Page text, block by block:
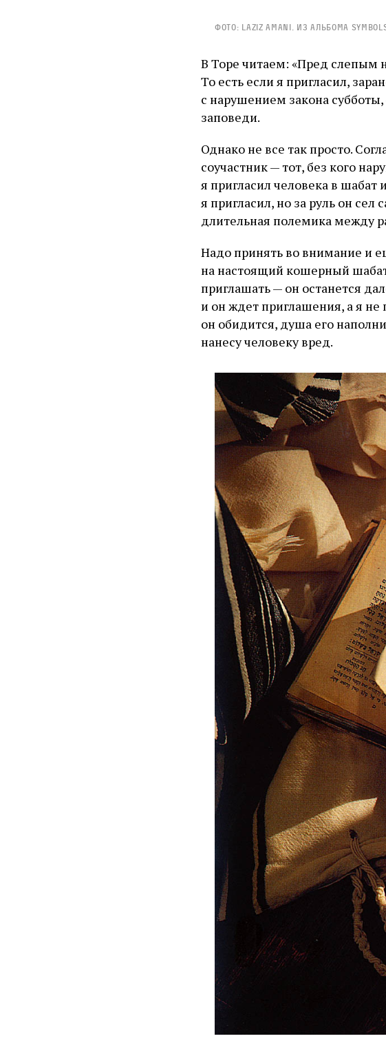
Фото: Laziz Amani. Из альбома
В Торе читаем: «Пред слепым
То есть если я пригласил,
с нарушением закона
заповеди.
Однако не все так просто.
соучастник — тот, без кого
я пригласил человека в шабат
я пригласил, но за руль он
длительная полемика между
Надо принять во внимание и
на настоящий кошерный
приглашать — он останется
и он ждет приглашения, а я не
он обидится, душа его
нанесу человеку вред.